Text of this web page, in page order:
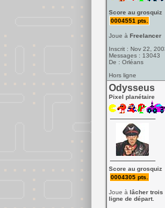
Score au grosquiz
0004551 pts.
Joue à Freelancer
Inscrit : Nov 22,
Messages : 13043
De : Orléans
Hors ligne
Odysseus
Pixel planétaire
Score au grosquiz
0004305 pts.
Joue à lâcher trois
ligne de départ.